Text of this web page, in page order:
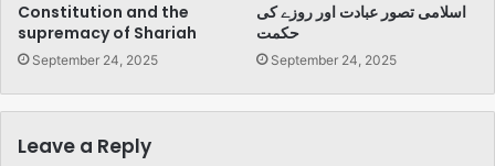
Constitution and the
supremacy of Shariah
September 24, 2025
اسلامی تصور عبادت اور روزے کی
حکمت
September 24, 2025
Leave a Reply